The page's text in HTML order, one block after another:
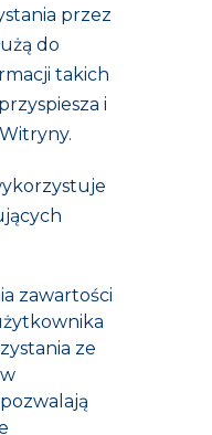
przez
do
takich
i
zawartości
ze